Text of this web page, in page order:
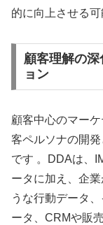
的に向上させる可
顧客理解の
ョン
顧客中心のマー
客ペルソナの開
です 。DDAは、
ータに加え、企
うな行動データ
ータ、CRMや販